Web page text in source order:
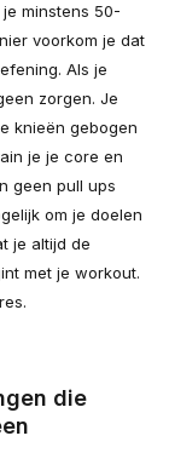
minstens 50-
voorkom je dat
Als je
zorgen. Je
knieën gebogen
je je core en
geen pull ups
om je doelen
je altijd de
met je workout.
die